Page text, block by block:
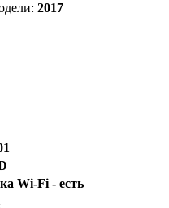
2017
Wi-Fi - есть